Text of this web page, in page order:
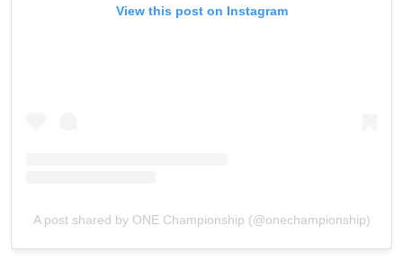
View this post on Instagram
A post shared by ONE Championship (@onechampionship)